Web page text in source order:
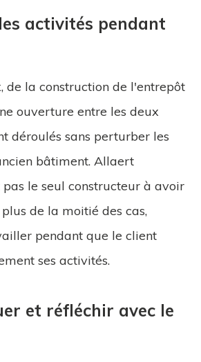
activités pendant
de la construction de l'entrepôt
ouverture entre les deux
déroulés sans perturber les
bâtiment. Allaert
le seul constructeur à avoir
de la moitié des cas,
pendant que le client
ses activités.
et réfléchir avec le